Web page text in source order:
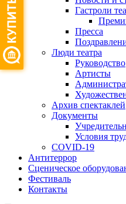
Гастроли
Пресса
Люди театра
Руководство
Артисты
Архив спектаклей
Документы
Условия
COVID-19
Антитеррор
Сценическое
Фестиваль
Контакты